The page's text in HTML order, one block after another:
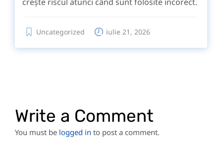
Uncategorized iulie 21, 2026
Write a Comment
You must be logged in to post a comment.